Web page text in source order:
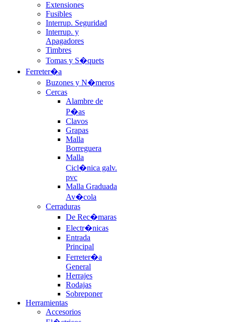
Extensiones
Fusibles
Interrup. Seguridad
Interrup. y
Apagadores
Timbres
Tomas y S�quets
Ferreter�a
Buzones y N�meros
Cercas
Alambre de
P�as
Clavos
Grapas
Malla
Borreguera
Malla
Cicl�nica galv.
pvc
Malla Graduada
Av�cola
Cerraduras
De Rec�maras
Electr�nicas
Entrada
Principal
Ferreter�a
General
Herrajes
Rodajas
Sobreponer
Herramientas
Accesorios